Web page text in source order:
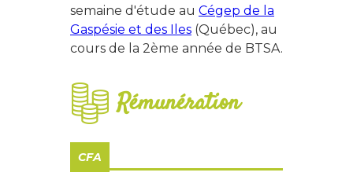
semaine d'étude au Cégep de la
Gaspésie et des Iles (Québec), au
cours de la 2ème année de BTSA.
Rémunération
CFA